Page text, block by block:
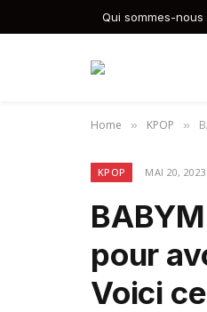
Qui sommes-nous
Home » KPOP »
KPOP MAI 20, 2023
pour
Voici